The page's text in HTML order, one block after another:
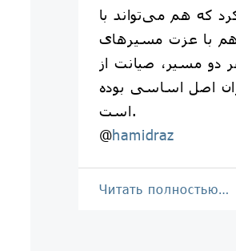
که هم می‌تواند با
هم با عزت مسیرهای
دو مسیر، صیانت از
اصل اساسی بوده
است.
@hamidraz
Читать полностью…